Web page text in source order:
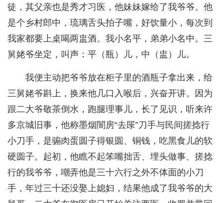
徒，其父亲也是秀才习医，他妹妹嫁给了我爷爷。他
是个乡村郎中，琉璃舌头拍子嘴，好饮量小，每次到
我家都要上桌喝两盅酒。我小名平，弟弟小名中。三
舅姥爷坐定，叫声：平（瓶）儿，中（盅）儿。
我便主动把爷爷放在柜子里的酒瓶子拿出来，给
三舅姥爷斟上，换来他几口入喉后，兴奋开讲。因为
跟二大爷敬茶倒水，跑腿理事儿，长了见识，听来许
多京城旧事，他称墨烟闇房“去㞗”刀手与民间搓捻行
小刀手，是骟肉蛋圆子得银圆、铜钱，吃黑食儿的软
硬圆子。起初，他瞧不起笨嘴拙舌、埋头做事、搓捻
行的我爷爷，嘲弄他是三十六行之外不体面的小刀
手，年过三十还没娶上媳妇，结果他成了我爷爷的大